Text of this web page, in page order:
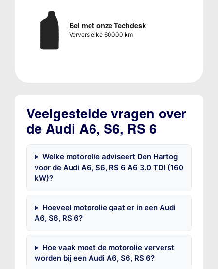
Bel met onze Techdesk
Ververs elke 60000 km
Veelgestelde vragen over
de Audi A6, S6, RS 6
Welke motorolie adviseert Den Hartog
voor de Audi A6, S6, RS 6 A6 3.0 TDI (160
kW)?
Hoeveel motorolie gaat er in een Audi
A6, S6, RS 6?
Hoe vaak moet de motorolie ververst
worden bij een Audi A6, S6, RS 6?